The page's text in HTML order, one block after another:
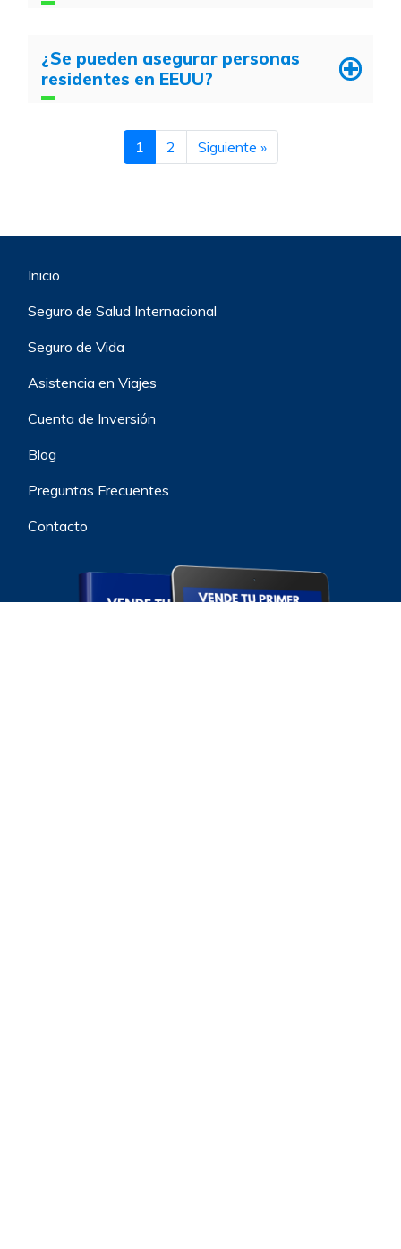
¿Se pueden asegurar personas
residentes en EEUU?
1 2 Siguiente »
Inicio
Seguro de Salud Internacional
Seguro de Vida
Asistencia en Viajes
Cuenta de Inversión
Blog
Preguntas Frecuentes
Contacto